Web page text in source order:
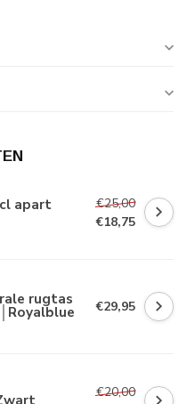
apart
€25,00
€18,75
rugtas €29,95
€20,00